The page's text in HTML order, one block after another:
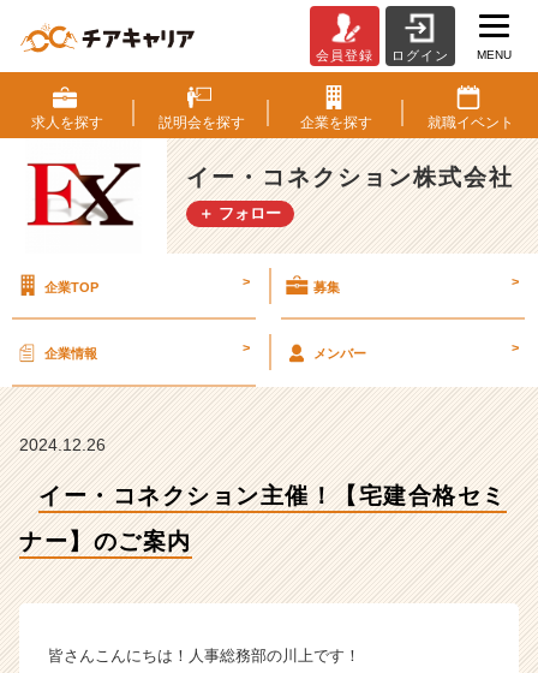
ー・
コ
ネ
ク
シ
ョ
【宅
格
ー】
の
ー・
会員登録 ログイン MENU
求人を探す 説明会を探す 企業を探す 就職イベント
イー・コネクション株式会社
＋ フォロー
企業TOP > 募集 >
企業情報 > メンバー >
2024.12.26
イー・コネクション主催！【宅建合格セミ
ナー】のご案内
皆さんこんにちは！人事総務部の川上です！